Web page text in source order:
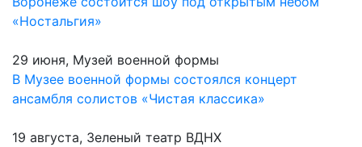
«Ностальгия»
29 июня, Музей военной формы
В Музее военной формы состоялся концерт
ансамбля солистов «Чистая классика»
19 августа, Зеленый театр ВДНХ